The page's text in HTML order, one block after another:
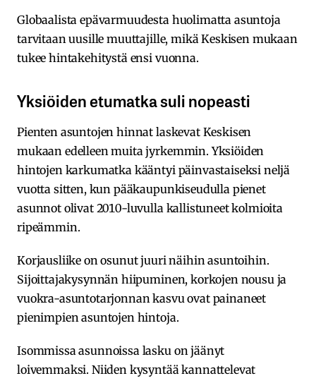
Globaalista epävarmuudesta huolimatta asuntoja
tarvitaan uusille muuttajille, mikä Keskisen mukaan
tukee hintakehitystä ensi vuonna.
Yksiöiden etumatka suli nopeasti
Pienten asuntojen hinnat laskevat Keskisen
mukaan edelleen muita jyrkemmin. Yksiöiden
hintojen karkumatka kääntyi päinvastaiseksi neljä
vuotta sitten, kun pääkaupunkiseudulla pienet
asunnot olivat 2010-luvulla kallistuneet kolmioita
ripeämmin.
Korjausliike on osunut juuri näihin asuntoihin.
Sijoittajakysynnän hiipuminen, korkojen nousu ja
vuokra-asuntotarjonnan kasvu ovat painaneet
pienimpien asuntojen hintoja.
Isommissa asunnoissa lasku on jäänyt
loivemmaksi. Niiden kysyntää kannattelevat